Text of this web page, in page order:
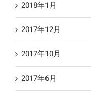
2018年1月
2017年12月
2017年10月
2017年6月